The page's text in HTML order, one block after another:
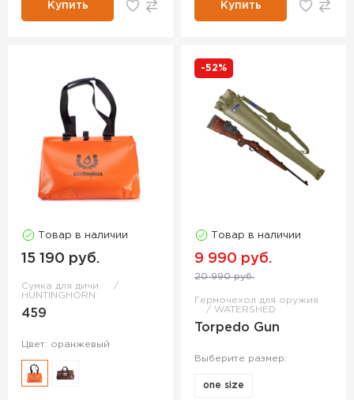
Купить Купить
Товар в наличии
15 190 руб.
Сумка для дичи
HUNTINGHORN
459
Цвет: оранжевый
-52%
Товар в наличии
9 990 руб.
20 990 руб.
Гермочехол для оружия
WATERSHED
Torpedo Gun
Выберите размер:
one size